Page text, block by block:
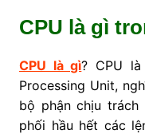
CPU là gì
CPU là gì? CPU
Processing Unit,
bộ phận chịu
phối hầu hết các